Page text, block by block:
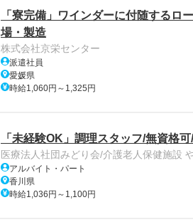
「寮完備」ワインダーに付随するロ
場・製造
株式会社京栄センター
派遣社員
愛媛県
時給1,060円～1,325円
「未経験OK」調理スタッフ/無資格
医療法人社団みどり会/介護老人保健施設
アルバイト・パート
香川県
時給1,036円～1,100円